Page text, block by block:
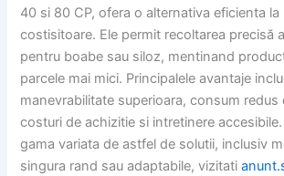
40 si 80 CP, ofera o alternativa eficienta la
costisitoare. Ele permit recoltarea precisă
pentru boabe sau siloz, mentinand
parcele mai mici. Principalele avantaje
manevrabilitate superioara, consum
costuri de achizitie si intretinere
gama variata de astfel de solutii, inclusiv
singura rand sau adaptabile, vizitati